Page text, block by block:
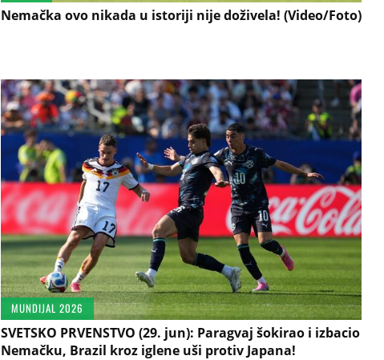
Nemačka ovo nikada u istoriji nije doživela! (Video/Foto)
MUNDIJAL 2026
SVETSKO PRVENSTVO (29. jun): Paragvaj šokirao i izbacio
Nemačku, Brazil kroz iglene uši protiv Japana!